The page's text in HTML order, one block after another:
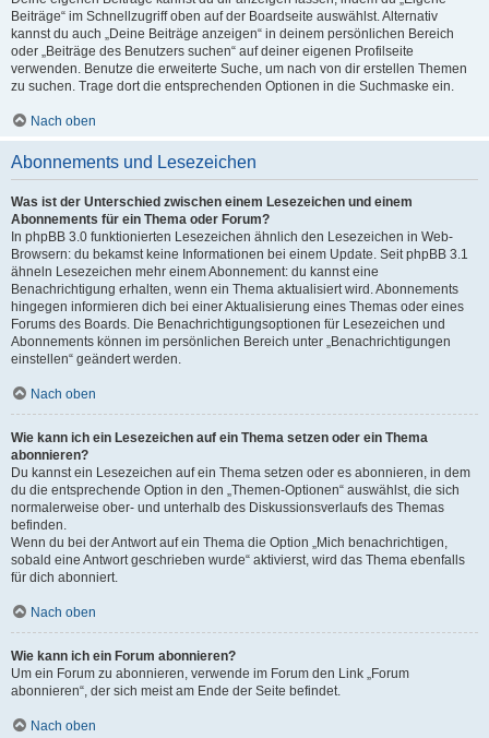
Beiträge“ im Schnellzugriff oben auf der Boardseite auswählst. Alternativ
kannst du auch „Deine Beiträge anzeigen“ in deinem persönlichen Bereich
oder „Beiträge des Benutzers suchen“ auf deiner eigenen Profilseite
verwenden. Benutze die erweiterte Suche, um nach von dir erstellen Themen
zu suchen. Trage dort die entsprechenden Optionen in die Suchmaske ein.
Nach oben
Abonnements und Lesezeichen
Was ist der Unterschied zwischen einem Lesezeichen und einem
Abonnements für ein Thema oder Forum?
In phpBB 3.0 funktionierten Lesezeichen ähnlich den Lesezeichen in Web-
Browsern: du bekamst keine Informationen bei einem Update. Seit phpBB 3.1
ähneln Lesezeichen mehr einem Abonnement: du kannst eine
Benachrichtigung erhalten, wenn ein Thema aktualisiert wird. Abonnements
hingegen informieren dich bei einer Aktualisierung eines Themas oder eines
Forums des Boards. Die Benachrichtigungsoptionen für Lesezeichen und
Abonnements können im persönlichen Bereich unter „Benachrichtigungen
einstellen“ geändert werden.
Nach oben
Wie kann ich ein Lesezeichen auf ein Thema setzen oder ein Thema
abonnieren?
Du kannst ein Lesezeichen auf ein Thema setzen oder es abonnieren, in dem
du die entsprechende Option in den „Themen-Optionen“ auswählst, die sich
normalerweise ober- und unterhalb des Diskussionsverlaufs des Themas
befinden.
Wenn du bei der Antwort auf ein Thema die Option „Mich benachrichtigen,
sobald eine Antwort geschrieben wurde“ aktivierst, wird das Thema ebenfalls
für dich abonniert.
Nach oben
Wie kann ich ein Forum abonnieren?
Um ein Forum zu abonnieren, verwende im Forum den Link „Forum
abonnieren“, der sich meist am Ende der Seite befindet.
Nach oben